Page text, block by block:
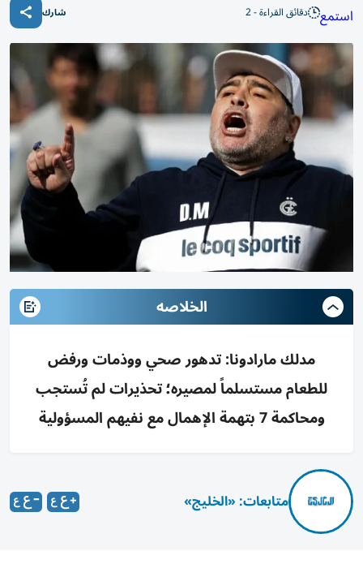
استمع دقائق القراءة - 2 شارك
الخلاصه
مدلك مارادونا: تدهور صحي ووذمات ورفض
للطعام مستسلماً لمصيره؛ تحذيرات لم تُستجب
ومحاكمة 7 بتهمة الإهمال مع نفيهم المسؤولية
متابعات: «الخليج»